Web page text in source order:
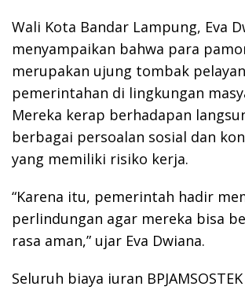
Wali Kota Bandar Lampung, Eva
menyampaikan bahwa para
merupakan ujung tombak
pemerintahan di lingkungan
Mereka kerap berhadapan
berbagai persoalan sosial dan
yang memiliki risiko kerja.
“Karena itu, pemerintah hadir
perlindungan agar mereka bisa
rasa aman,” ujar Eva Dwiana.
Seluruh biaya iuran